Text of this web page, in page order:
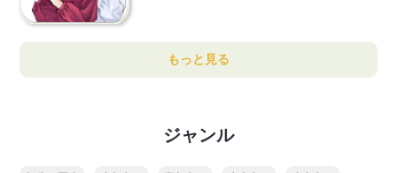
もっと見る
ジャンル